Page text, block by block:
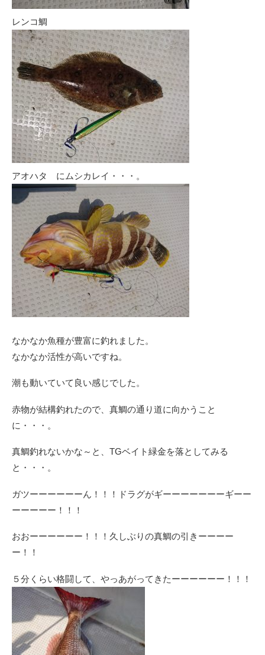
レンコ鯛
アオハタ にムシカレイ・・・。
なかなか魚種が豊富に釣れました。
なかなか活性が高いですね。
潮も動いていて良い感じでした。
赤物が結構釣れたので、真鯛の通り道に向かうこと
に・・・。
真鯛釣れないかな～と、TGベイト緑金を落としてみる
と・・・。
ガツーーーーーーん！！！ドラグがギーーーーーーーギーー
ーーーーー！！！
おおーーーーーー！！！久しぶりの真鯛の引きーーーー
ー！！
５分くらい格闘して、やっあがってきたーーーーーー！！！